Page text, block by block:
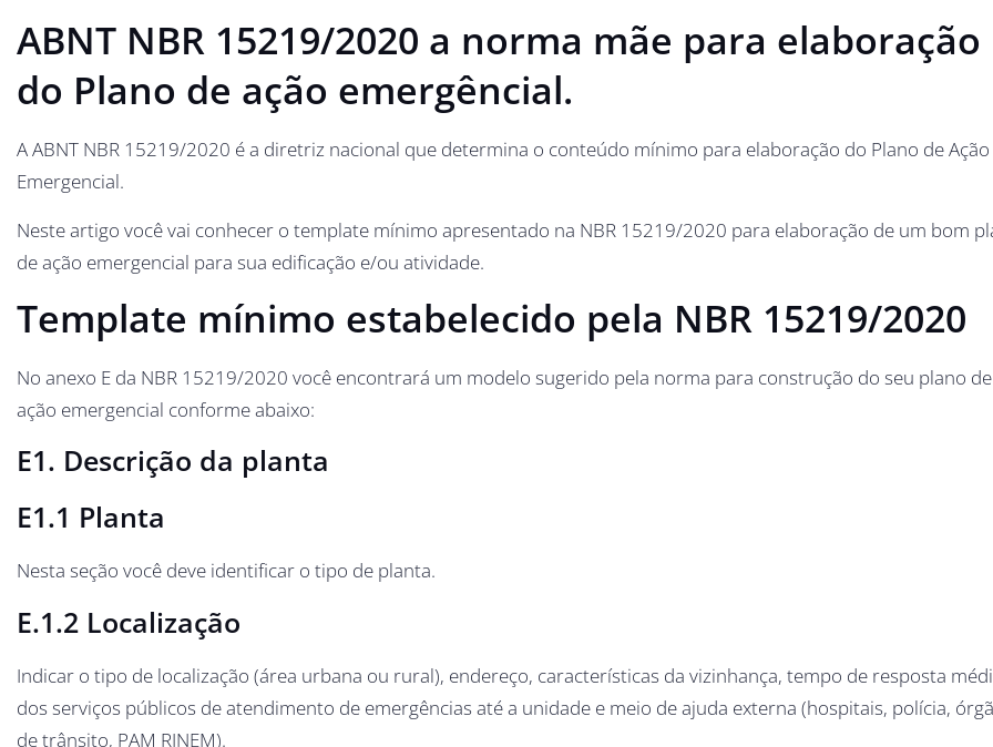
ABNT NBR 15219/2020 a norma mãe para elaboração
do Plano de ação emergêncial.
A ABNT NBR 15219/2020 é a diretriz nacional que determina o conteúdo mínimo para elaboração do Plano de Ação
Emergencial.
Neste artigo você vai conhecer o template mínimo apresentado na NBR 15219/2020 para elaboração de um bom
de ação emergencial para sua edificação e/ou atividade.
Template mínimo estabelecido pela NBR 15219/2020
No anexo E da NBR 15219/2020 você encontrará um modelo sugerido pela norma para construção do seu plano de
ação emergencial conforme abaixo:
E1. Descrição da planta
E1.1 Planta
Nesta seção você deve identificar o tipo de planta.
E.1.2 Localização
Indicar o tipo de localização (área urbana ou rural), endereço, características da vizinhança, tempo de resposta
dos serviços públicos de atendimento de emergências até a unidade e meio de ajuda externa (hospitais, polícia,
de trânsito, PAM RINEM).